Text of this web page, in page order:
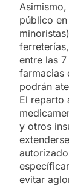
público
entre las
farmacias
podrán
El reparto
y otros
evitar